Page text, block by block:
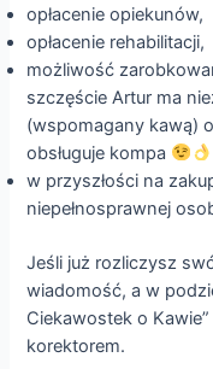
opłacenie opiekunów,
opłacenie rehabilitacji,
możliwość
szczęście Artur ma
(wspomagany kawą)
obsługuje kompa
w przyszłości na
niepełnosprawnej
Jeśli już rozliczysz
wiadomość, a w
Ciekawostek o
korektorem.